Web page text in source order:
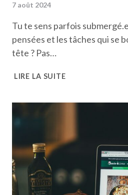
7 août 2024
Tu te sens parfois
pensées et les tâches qui se
tête ? Pas…
LIRE LA SUITECOMMENT
CERVEAU
PLUS
AVOIR
CHOSES
EN
TÊTE